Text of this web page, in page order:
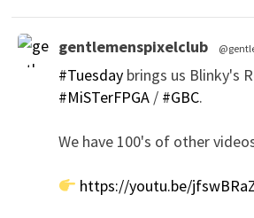
gentlemenspixelclub
#Tuesdaybrings us Blinky's
#MiSTerFPGA/ #GBC.
We have 100's of other
https://youtu.be/